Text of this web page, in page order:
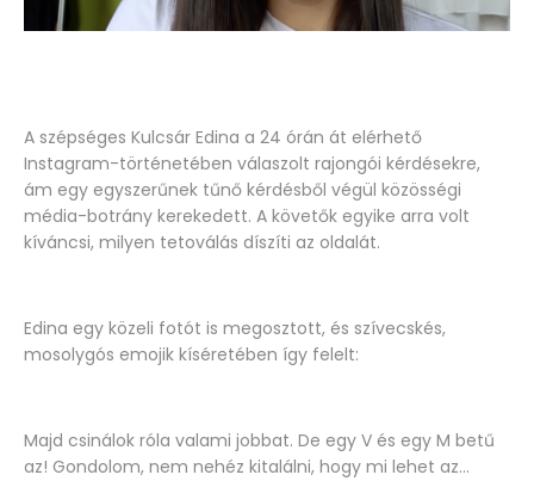
A szépséges Kulcsár Edina a 24 órán át elérhető
Instagram-történetében válaszolt rajongói kérdésekre,
ám egy egyszerűnek tűnő kérdésből végül közösségi
média-botrány kerekedett. A követők egyike arra volt
kíváncsi, milyen tetoválás díszíti az oldalát.
Edina egy közeli fotót is megosztott, és szívecskés,
mosolygós emojik kíséretében így felelt:
Majd csinálok róla valami jobbat. De egy V és egy M betű
az! Gondolom, nem nehéz kitalálni, hogy mi lehet az…